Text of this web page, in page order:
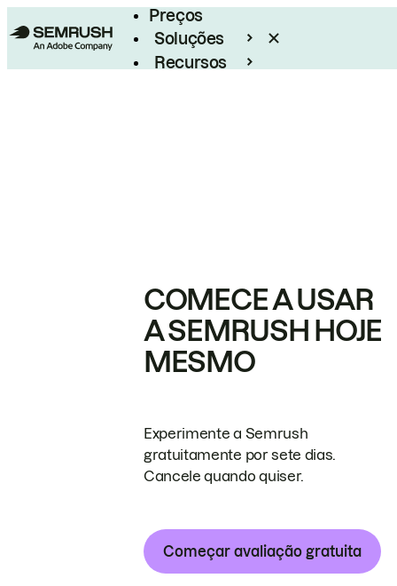
Preços
Soluções
Recursos
COMECE A USAR
A SEMRUSH HOJE
MESMO
Experimente a Semrush
gratuitamente por sete dias.
Cancele quando quiser.
Começar avaliação gratuita